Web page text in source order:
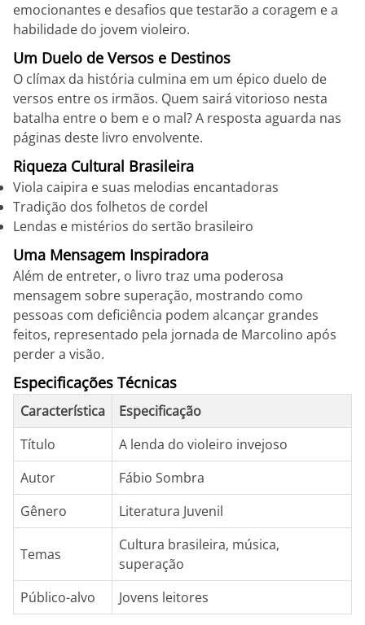
emocionantes e desafios que testarão a coragem e a
habilidade do jovem violeiro.
Um Duelo de Versos e Destinos
O clímax da história culmina em um épico duelo de
versos entre os irmãos. Quem sairá vitorioso nesta
batalha entre o bem e o mal? A resposta aguarda nas
páginas deste livro envolvente.
Riqueza Cultural Brasileira
Viola caipira e suas melodias encantadoras
Tradição dos folhetos de cordel
Lendas e mistérios do sertão brasileiro
Uma Mensagem Inspiradora
Além de entreter, o livro traz uma poderosa
mensagem sobre superação, mostrando como
pessoas com deficiência podem alcançar grandes
feitos, representado pela jornada de Marcolino após
perder a visão.
Especificações Técnicas
Característica
Especificação
Título
A lenda do violeiro invejoso
Autor
Fábio Sombra
Gênero
Literatura Juvenil
Temas
Cultura brasileira, música,
superação
Público-alvo
Jovens leitores